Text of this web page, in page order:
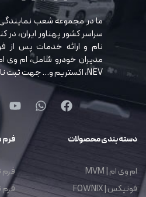
ما در مجموعه شعب
سراسر کشور پهناور ایران، در
نام و ارائه خدمات پس از
مدیران خودرو شامل، ام وی
NEV، اکستریم و… جهت ثبت نام با ما تماس بگیرید.
دسته بندی محصولات
ام وی ام | MVM
فونیکس | FOWNIX
فرم
فرم
فرم